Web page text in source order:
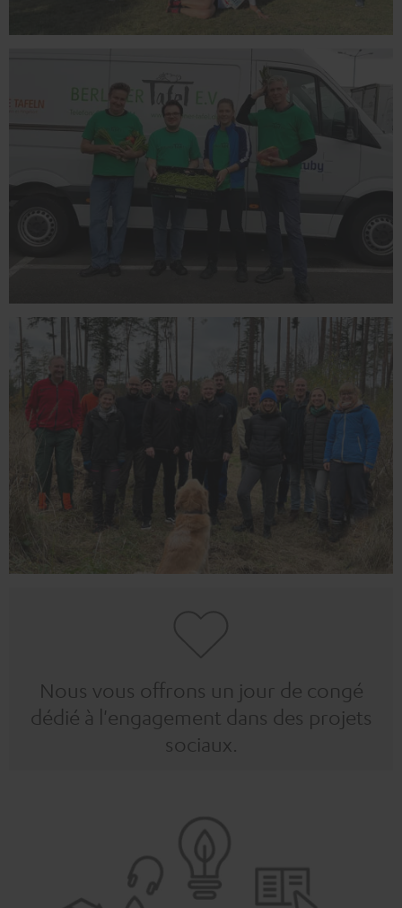
Nous vous offrons un jour de congé
dédié à l'engagement dans des projets
sociaux.